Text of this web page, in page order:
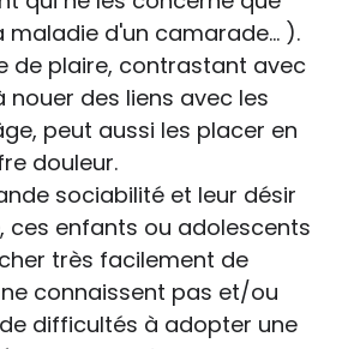
d'un camarade... ).
de plaire, contrastant avec
nouer des liens avec les
peut aussi les placer en
douleur.
sociabilité et leur désir
ces enfants ou adolescents
très facilement de
connaissent pas et/ou
difficultés à adopter une